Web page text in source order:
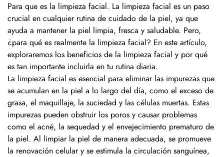
Para que es la limpieza facial. La limpieza facial es un paso
crucial en cualquier rutina de cuidado de la piel, ya que
ayuda a mantener la piel limpia, fresca y saludable. Pero,
¿para qué es realmente la limpieza facial? En este artículo,
exploraremos los beneficios de la limpieza facial y por qué
es tan importante incluirla en tu rutina diaria.
La limpieza facial es esencial para eliminar las impurezas que
se acumulan en la piel a lo largo del día, como el exceso de
grasa, el maquillaje, la suciedad y las células muertas. Estas
impurezas pueden obstruir los poros y causar problemas
como el acné, la sequedad y el envejecimiento prematuro de
la piel. Al limpiar la piel de manera adecuada, se promueve
la renovación celular y se estimula la circulación sanguínea,